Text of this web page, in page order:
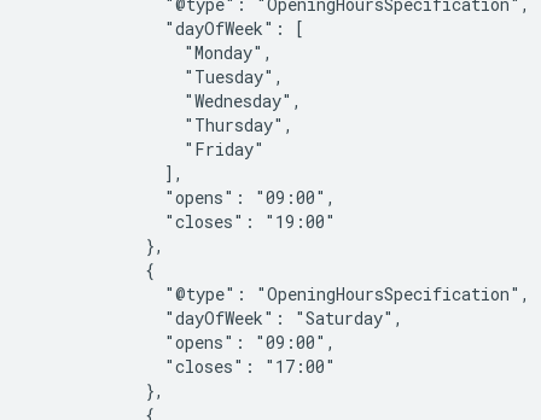
              "dayOfWeek": [
                "Monday",
                "Tuesday",
                "Wednesday",
                "Thursday",
                "Friday"
              ],
              "opens": "09:00",
              "closes": "19:00"
            },
            {
              "@type": "OpeningHoursSpecification",
              "dayOfWeek": "Saturday",
              "opens": "09:00",
              "closes": "17:00"
            },
            {